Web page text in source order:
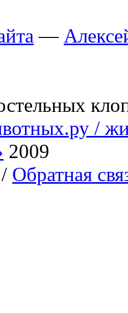
—
/
2009
/ Обратная